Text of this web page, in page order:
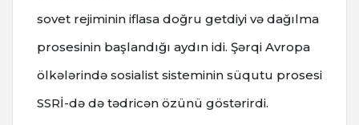
sovet rejiminin iflasa doğru getdiyi və dağılma
prosesinin başlandığı aydın idi. Şərqi Avropa
ölkələrində sosialist sisteminin süqutu prosesi
SSRİ-də də tədricən özünü göstərirdi.